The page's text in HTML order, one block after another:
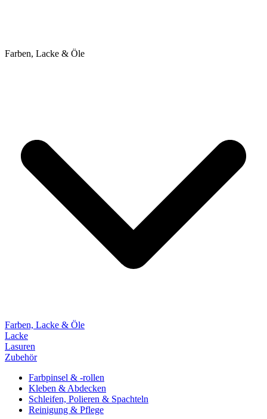
Farben, Lacke & Öle
Farben, Lacke & Öle
Lacke
Lasuren
Zubehör
Farbpinsel & -rollen
Kleben & Abdecken
Schleifen, Polieren & Spachteln
Reinigung & Pflege